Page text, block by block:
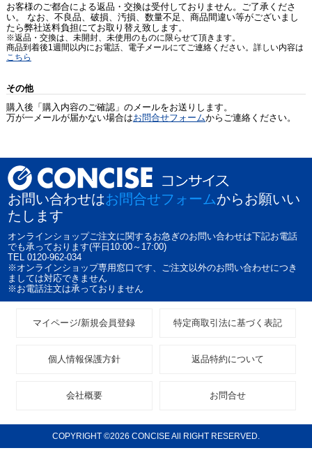
お客様のご都合による返品・交換は受付しておりません。ご了承くださ
い。 なお、不良品、破損、汚損、数量不足、商品間違い等がございまし
たら弊社送料負担にてお取り替え致します。
※返品・交換は、未開封、未使用のものに限らせて頂きます。
商品到着後1週間以内にお電話、電子メールにてご連絡ください。詳しい内容は
こちら
その他
購入後「購入内容のご確認」のメールをお送りします。
万が一メールが届かない場合はお問合せフォームからご連絡ください。
お問い合わせはお問合せフォームからお願いい
たします
オンラインショップご注文に関するお急ぎのお問い合わせは下記お電話
でも承っております(平日10:00～17:00)
TEL 0120-962-034
※オンラインショップ専用窓口です、ご注文以外のお問い合わせにつき
ましては対応できません
※お電話注文は承っておりません
マイページ/新規会員登録 特定商取引法に基づく表記
個人情報保護方針 返品特約について
会社概要 お問合せ
COPYRIGHT ©2026 CONCISE All RIGHT RESERVED.